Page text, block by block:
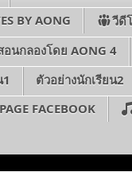
BY AONG
วีดี
อนกลองโดย AONG 4
ตัวอย่างนักเรียน2
FACEBOOK